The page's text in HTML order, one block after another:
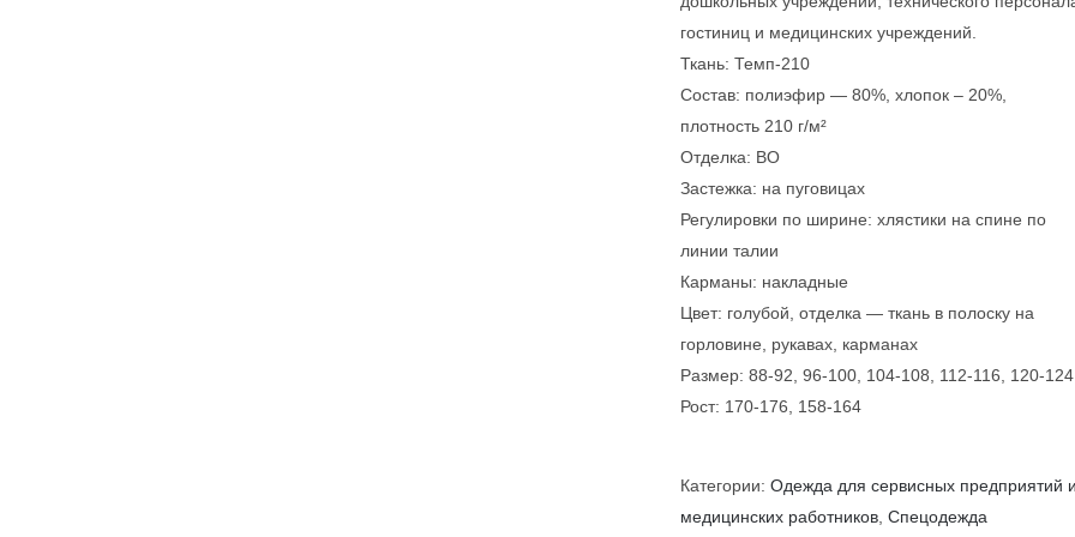
гостиниц и медицинских учреждений.
Ткань: Темп-210
Состав: полиэфир — 80%, хлопок – 20%,
плотность 210 г/м²
Отделка: ВО
Застежка: на пуговицах
Регулировки по ширине: хлястики на спине по
линии талии
Карманы: накладные
Цвет: голубой, отделка — ткань в полоску на
горловине, рукавах, карманах
Размер: 88-92, 96-100, 104-108, 112-116, 120-124
Рост: 170-176, 158-164
Категории: Одежда для сервисных предприятий и
медицинских работников Спецодежда